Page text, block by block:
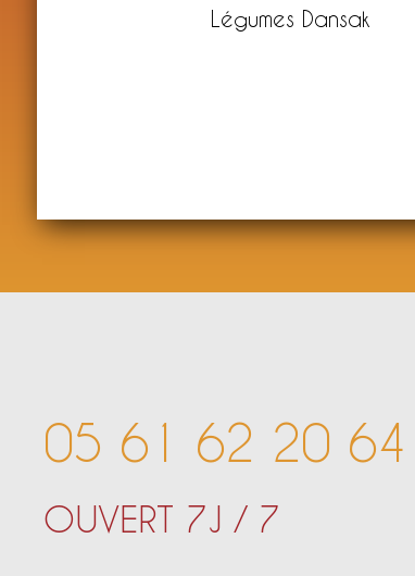
Légumes Dansak
05 61 62 20 64
OUVERT 7J / 7